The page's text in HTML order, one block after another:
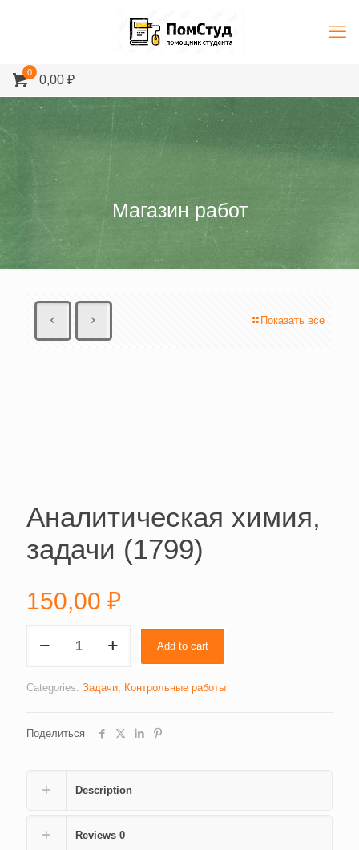
0
0,00 ₽
Магазин работ
Показать все
Аналитическая химия,
задачи (1799)
150,00 ₽
химия,
(1799)
Add to cart
Categories: Задачи Контрольные работы
Поделиться
Description
Reviews 0